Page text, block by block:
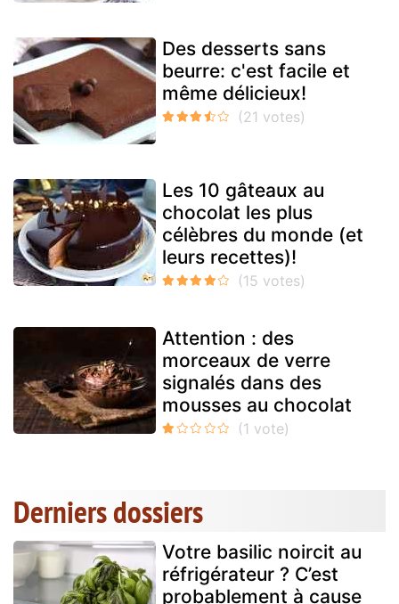
Des desserts sans
beurre: c'est facile et
même délicieux!
Les 10 gâteaux au
chocolat les plus
célèbres du monde (et
leurs recettes)!
Attention : des
morceaux de verre
signalés dans des
mousses au chocolat
Derniers dossiers
Votre basilic noircit au
réfrigérateur ? C’est
probablement à cause